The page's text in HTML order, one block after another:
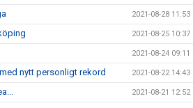
2021-08-28 11:53
2021-08-25 10:37
2021-08-24 09:11
nytt personligt rekord 2021-08-22 14:43
2021-08-21 12:52